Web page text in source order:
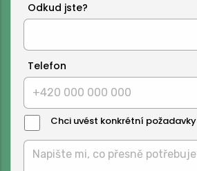
Odkud jste?
Telefon
Chci uvést konkrétní požadavky
Zprávy: